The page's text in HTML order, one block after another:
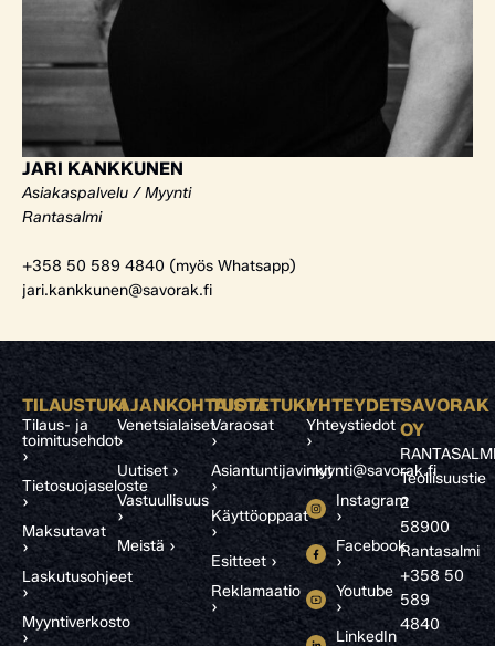
JARI KANKKUNEN
Asiakaspalvelu / Myynti
Rantasalmi
+358 50 589 4840 (myös Whatsapp)
jari.kankkunen@savorak.fi
TILAUSTUKI
Tilaus- ja
toimitusehdot
›
Tietosuojaseloste
›
Maksutavat
›
Laskutusohjeet
›
Myyntiverkosto
›
AJANKOHTAISTA
Venetsialaiset
›
Uutiset ›
Vastuullisuus
›
Meistä ›
TUOTETUKI
Varaosat
›
Asiantuntijavinkit
›
Käyttöoppaat
›
Esitteet ›
Reklamaatio
›
YHTEYDET
Yhteystiedot
›
myynti@savorak.fi
Instagram
›
Facebook
›
Youtube
›
LinkedIn
SAVORAK
OY
Teollisuustie
2
58900
Rantasalmi
+358 50
589
4840